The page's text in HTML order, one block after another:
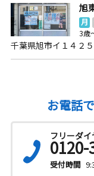
旭
月
3歳
千葉県旭市イ１４２５
お電話
フリーダ
0120-
受付時間